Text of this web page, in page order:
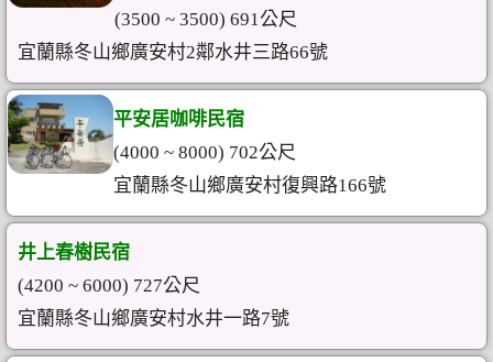
(3500 ~ 3500) 691公尺
宜蘭縣冬山鄉廣安村2鄰水井三路66號
平安居咖啡民宿
(4000 ~ 8000) 702公尺
宜蘭縣冬山鄉廣安村復興路166號
井上春樹民宿
(4200 ~ 6000) 727公尺
宜蘭縣冬山鄉廣安村水井一路7號